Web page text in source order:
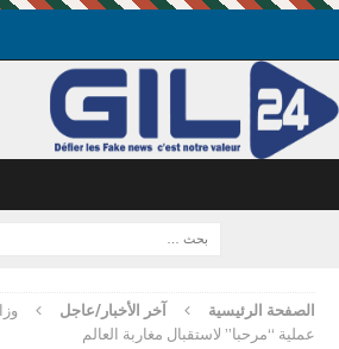
الصفحة الرئيسية آخر الأخبار/عاجل
عملية “مرحبا” لاستقبال مغاربة العالم